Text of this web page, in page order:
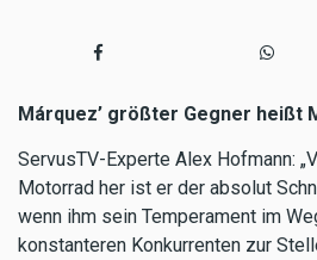
Márquez’ größter Gegner heißt
ServusTV-Experte Alex Hofmann:
Motorrad her ist er der absolut
wenn ihm sein Temperament im
konstanteren Konkurrenten zur